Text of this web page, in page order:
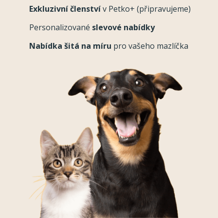
Exkluzivní členstvív Petko+ (připravujeme)
Personalizované slevové nabídky
Nabídka šitá na míru pro vašeho mazlíčka